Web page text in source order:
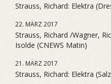
Strauss, Richard: Elektra
22. MÄRZ 2017
Strauss, Richard /Wagner,
Isolde (CNEWS Matin)
21. MÄRZ 2017
Strauss, Richard: Elektra